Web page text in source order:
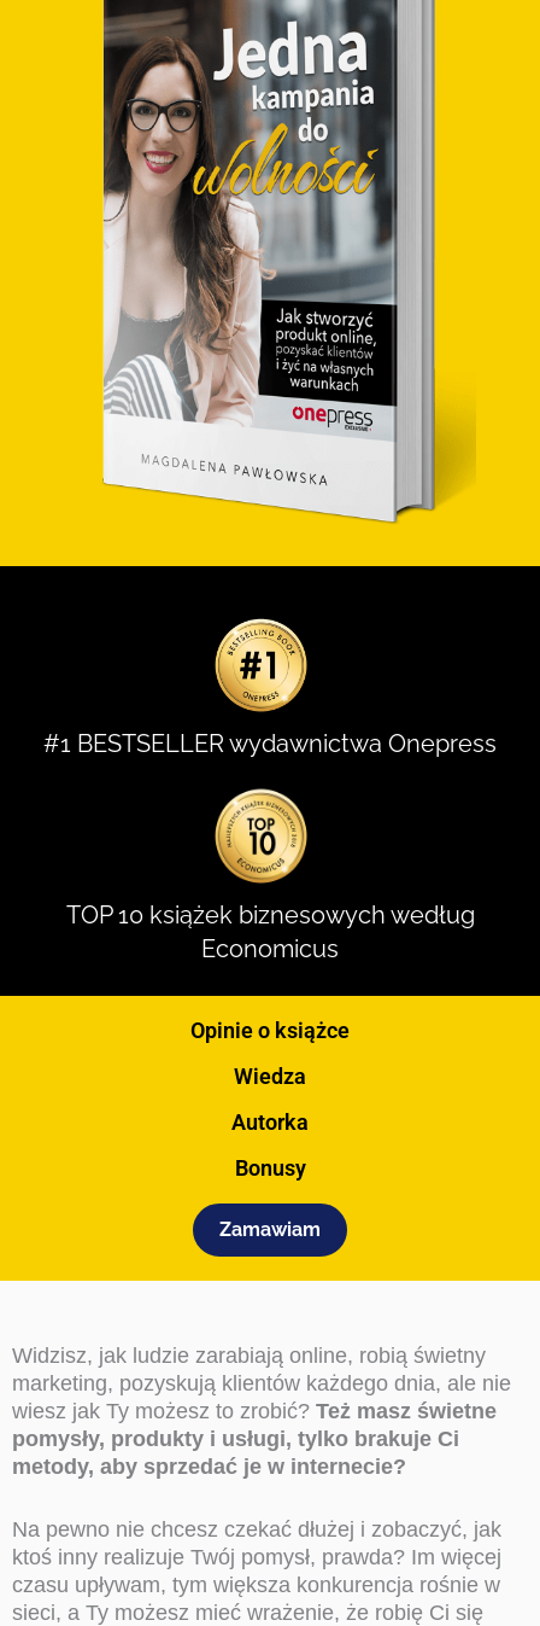
#1 BESTSELLER wydawnictwa Onepress
TOP 10 książek biznesowych według
Economicus
Opinie o książce
Wiedza
Autorka
Bonusy
Zamawiam
Widzisz, jak ludzie zarabiają online, robią świetny
marketing, pozyskują klientów każdego dnia, ale nie
wiesz jak Ty możesz to zrobić? Też masz świetne
pomysły, produkty i usługi, tylko brakuje Ci
metody, aby sprzedać je w internecie?
Na pewno nie chcesz czekać dłużej i zobaczyć, jak
ktoś inny realizuje Twój pomysł, prawda? Im więcej
czasu upływam, tym większa konkurencja rośnie w
sieci, a Ty możesz mieć wrażenie, że robię Ci się